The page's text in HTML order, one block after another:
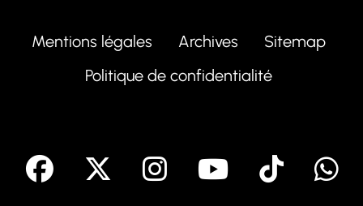
Mentions légales Archives
Sitemap
Politique de confidentialité
facebook Instagram
Youtube
Tik